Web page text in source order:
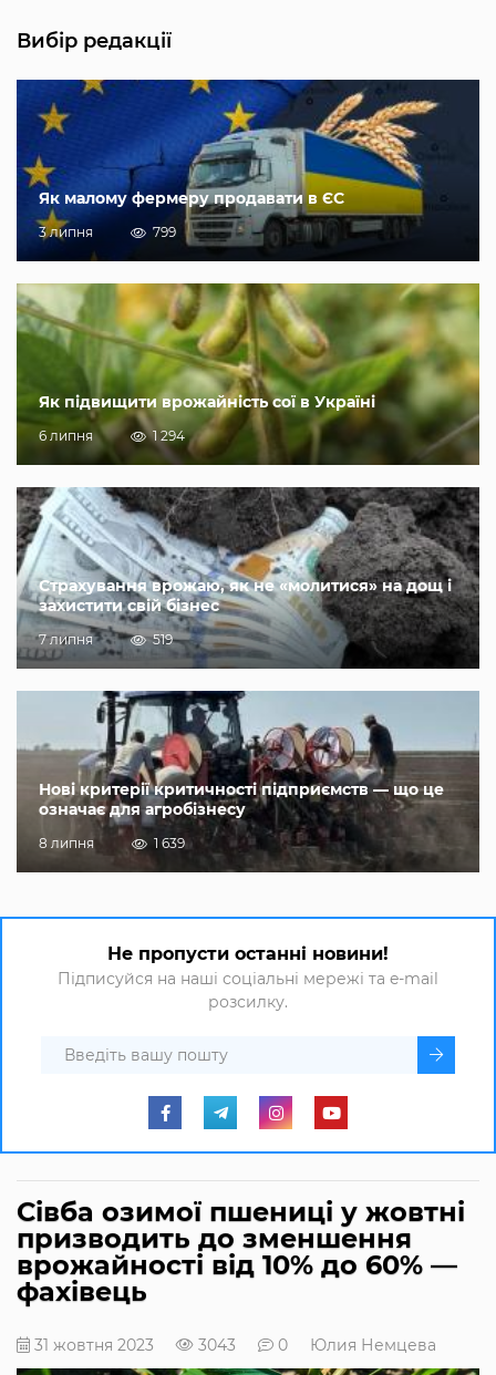
Вибір редакції
Як малому фермеру продавати в ЄС
3 липня 799
Як підвищити врожайність сої в Україні
6 липня 1 294
Страхування врожаю, як не «молитися» на дощ і
захистити свій бізнес
7 липня 519
Нові критерії критичності підприємств — що це
означає для агробізнесу
8 липня 1 639
Не пропусти останні новини!
Підписуйся на наші соціальні мережі та e-mail
розсилку.
Сівба озимої пшениці у жовтні
призводить до зменшення
врожайності від 10% до 60% —
фахівець
31 жовтня 2023 3043 0 Юлия Немцева